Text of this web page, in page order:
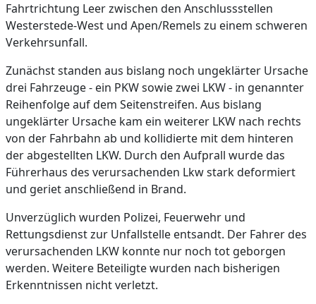
Fahrtrichtung Leer zwischen den Anschlussstellen
Westerstede-West und Apen/Remels zu einem schweren
Verkehrsunfall.
Zunächst standen aus bislang noch ungeklärter Ursache
drei Fahrzeuge - ein PKW sowie zwei LKW - in genannter
Reihenfolge auf dem Seitenstreifen. Aus bislang
ungeklärter Ursache kam ein weiterer LKW nach rechts
von der Fahrbahn ab und kollidierte mit dem hinteren
der abgestellten LKW. Durch den Aufprall wurde das
Führerhaus des verursachenden Lkw stark deformiert
und geriet anschließend in Brand.
Unverzüglich wurden Polizei, Feuerwehr und
Rettungsdienst zur Unfallstelle entsandt. Der Fahrer des
verursachenden LKW konnte nur noch tot geborgen
werden. Weitere Beteiligte wurden nach bisherigen
Erkenntnissen nicht verletzt.